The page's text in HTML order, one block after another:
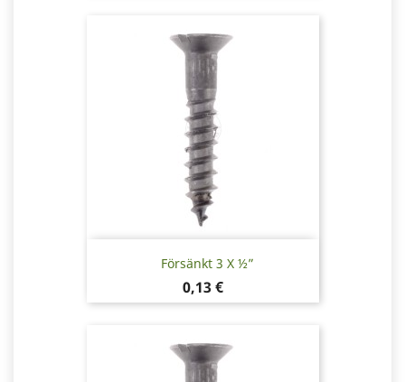
Försänkt 3 X ½”
Pris
0,13 €